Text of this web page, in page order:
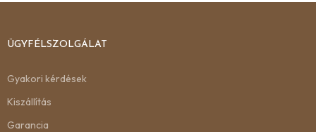
ÜGYFÉLSZOLGÁLAT
Gyakori kérdések
Kiszállítás
Garancia